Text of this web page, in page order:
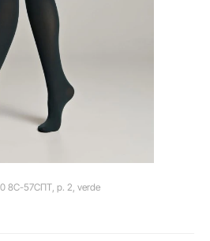
8С-57СПТ, p. 2, verde